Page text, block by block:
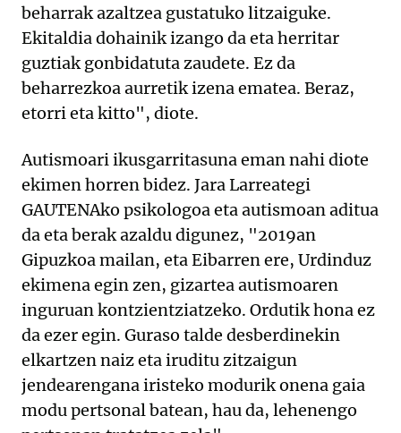
beharrak azaltzea gustatuko litzaiguke.
Ekitaldia dohainik izango da eta herritar
guztiak gonbidatuta zaudete. Ez da
beharrezkoa aurretik izena ematea. Beraz,
etorri eta kitto", diote.
Autismoari ikusgarritasuna eman nahi diote
ekimen horren bidez. Jara Larreategi
GAUTENAko psikologoa eta autismoan aditua
da eta berak azaldu digunez, "2019an
Gipuzkoa mailan, eta Eibarren ere, Urdinduz
ekimena egin zen, gizartea autismoaren
inguruan kontzientziatzeko. Ordutik hona ez
da ezer egin. Guraso talde desberdinekin
elkartzen naiz eta iruditu zitzaigun
jendearengana iristeko modurik onena gaia
modu pertsonal batean, hau da, lehenengo